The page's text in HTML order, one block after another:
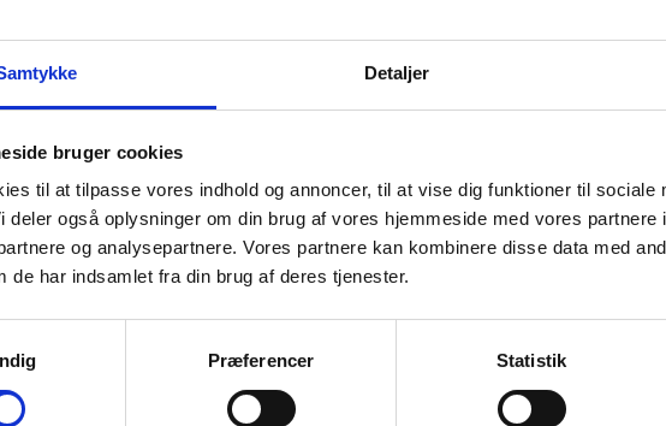
Detaljer
bruger cookies
til at tilpasse vores indhold og annoncer, til at vise dig funktioner til sociale
deler også oplysninger om din brug af vores hjemmeside med vores partnere
og analysepartnere. Vores partnere kan kombinere disse data med
de har indsamlet fra din brug af deres tjenester.
Præferencer Statistik